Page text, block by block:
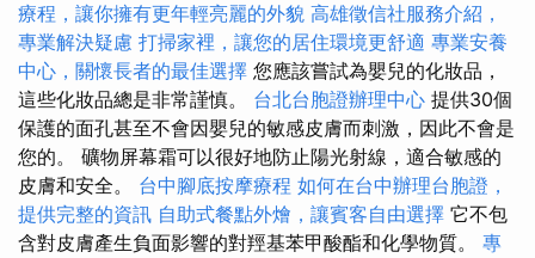
療程，讓你擁有更年輕亮麗的外貌 高雄徵信社服務介紹，
專業解決疑慮 打掃家裡，讓您的居住環境更舒適 專業安養
中心，關懷長者的最佳選擇 您應該嘗試為嬰兒的化妝品，
這些化妝品總是非常謹慎。 台北台胞證辦理中心 提供30個
保護的面孔甚至不會因嬰兒的敏感皮膚而刺激，因此不會是
您的。 礦物屏幕霜可以很好地防止陽光射線，適合敏感的
皮膚和安全。 台中腳底按摩療程 如何在台中辦理台胞證，
提供完整的資訊 自助式餐點外燴，讓賓客自由選擇 它不包
含對皮膚產生負面影響的對羥基苯甲酸酯和化學物質。 專